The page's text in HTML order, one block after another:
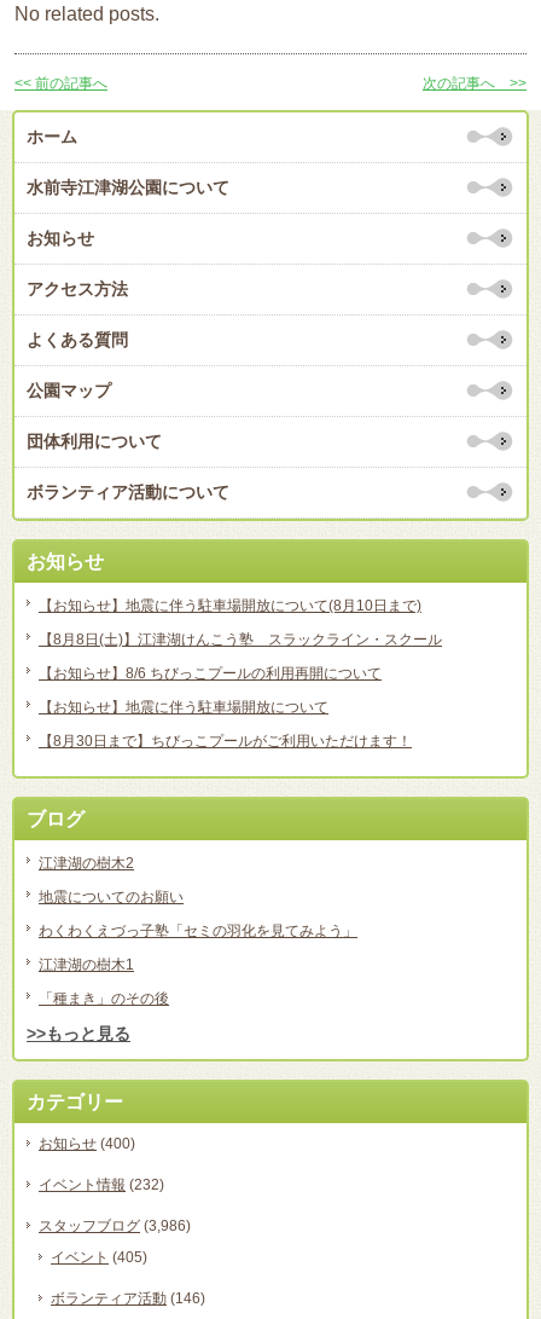
No related posts.
<< 前の記事へ 次の記事へ >>
ホーム
水前寺江津湖公園について
お知らせ
アクセス方法
よくある質問
公園マップ
団体利用について
ボランティア活動について
お知らせ
【お知らせ】地震に伴う駐車場開放について(8月10日まで)
【8月8日(土)】江津湖けんこう塾 スラックライン・スクール
【お知らせ】8/6 ちびっこプールの利用再開について
【お知らせ】地震に伴う駐車場開放について
【8月30日まで】ちびっこプールがご利用いただけます！
ブログ
江津湖の樹木2
地震についてのお願い
わくわくえづっ子塾「セミの羽化を見てみよう」
江津湖の樹木1
「種まき」のその後
>>もっと見る
カテゴリー
お知らせ (400)
イベント情報 (232)
スタッフブログ (3,986)
イベント (405)
ボランティア活動 (146)